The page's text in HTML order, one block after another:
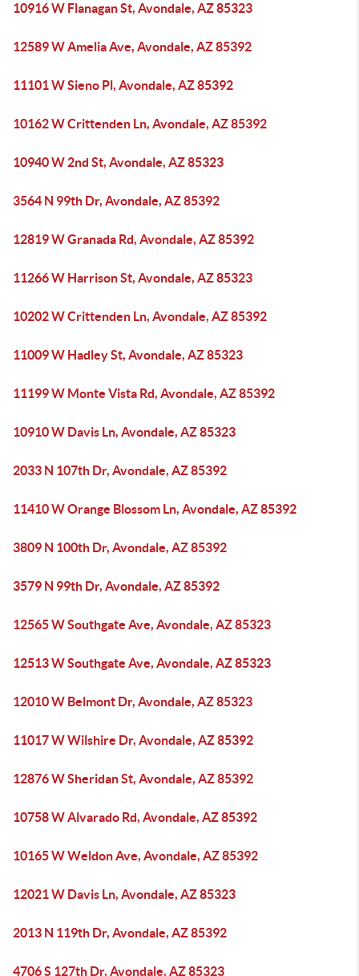
10916 W Flanagan St, Avondale, AZ 85323
12589 W Amelia Ave, Avondale, AZ 85392
11101 W Sieno Pl, Avondale, AZ 85392
10162 W Crittenden Ln, Avondale, AZ 85392
10940 W 2nd St, Avondale, AZ 85323
3564 N 99th Dr, Avondale, AZ 85392
12819 W Granada Rd, Avondale, AZ 85392
11266 W Harrison St, Avondale, AZ 85323
10202 W Crittenden Ln, Avondale, AZ 85392
11009 W Hadley St, Avondale, AZ 85323
11199 W Monte Vista Rd, Avondale, AZ 85392
10910 W Davis Ln, Avondale, AZ 85323
2033 N 107th Dr, Avondale, AZ 85392
11410 W Orange Blossom Ln, Avondale, AZ 85392
3809 N 100th Dr, Avondale, AZ 85392
3579 N 99th Dr, Avondale, AZ 85392
12565 W Southgate Ave, Avondale, AZ 85323
12513 W Southgate Ave, Avondale, AZ 85323
12010 W Belmont Dr, Avondale, AZ 85323
11017 W Wilshire Dr, Avondale, AZ 85392
12876 W Sheridan St, Avondale, AZ 85392
10758 W Alvarado Rd, Avondale, AZ 85392
10165 W Weldon Ave, Avondale, AZ 85392
12021 W Davis Ln, Avondale, AZ 85323
2013 N 119th Dr, Avondale, AZ 85392
4706 S 127th Dr, Avondale, AZ 85323